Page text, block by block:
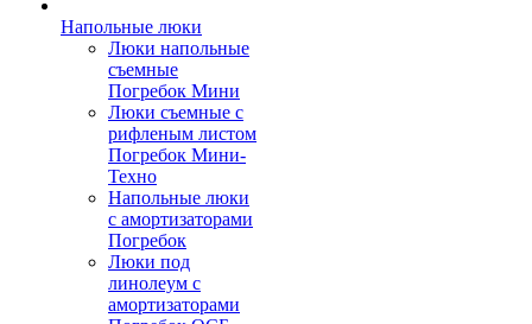
Напольные люки
Люки напольные
съемные
Погребок Мини
Люки съемные с
рифленым листом
Погребок Мини-
Техно
Напольные люки
с амортизаторами
Погребок
Люки под
линолеум с
амортизаторами